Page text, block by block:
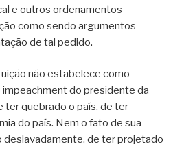
e outros ordenamentos
como sendo argumentos
de tal pedido.
não estabelece como
do presidente da
ter quebrado o país, de ter
do país. Nem o fato de sua
deslavadamente, de ter projetado